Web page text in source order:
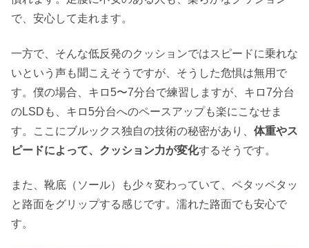
で、安心して走れます。
一方で、そんな低反発のクッションではスピードに乗れな
いという声も聞こえそうですが、そうした危惧は無用で
す。僕の場合、キロ5〜7分台で練習しますが、キロ7分台
のLSDも、キロ5分台へのペースアップも楽にこなせま
す。ここにブルックス独自の技術の秘密があり、 体重やス
ピードによって、クッション力が変化するそうです。
また、靴底（ソール）も少々変わっていて、ペタッペタッ
と路面をグリップする感じです。濡れた路面でも安心で
す。